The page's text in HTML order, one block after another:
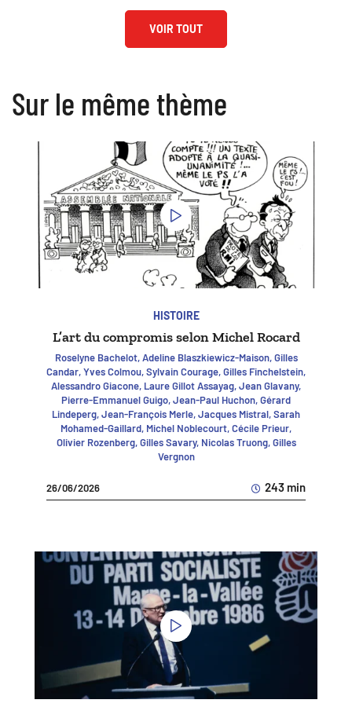
VOIR TOUT
Sur le même thème
HISTOIRE
L’art du compromis selon Michel Rocard
Roselyne Bachelot, Adeline Blaszkiewicz-Maison, Gilles
Candar, Yves Colmou, Sylvain Courage, Gilles Finchelstein,
Alessandro Giacone, Laure Gillot Assayag, Jean Glavany,
Pierre-Emmanuel Guigo, Jean-Paul Huchon, Gérard
Lindeperg, Jean-François Merle, Jacques Mistral, Sarah
Mohamed-Gaillard, Michel Noblecourt, Cécile Prieur,
Olivier Rozenberg, Gilles Savary, Nicolas Truong, Gilles
Vergnon
26/06/2026 243 min